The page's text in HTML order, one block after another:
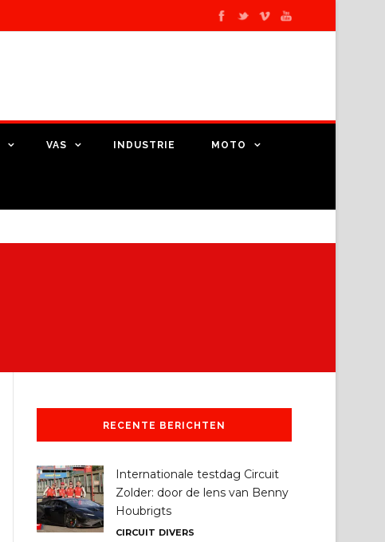
VAS INDUSTRIE MOTO
RECENTE BERICHTEN
Internationale testdag Circuit
Zolder: door de lens van Benny
Houbrigts
CIRCUIT DIVERS